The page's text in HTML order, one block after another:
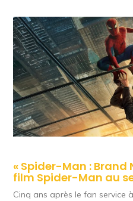
« Spider-Man : Brand
film Spider-Man au
Cinq ans après le fan service